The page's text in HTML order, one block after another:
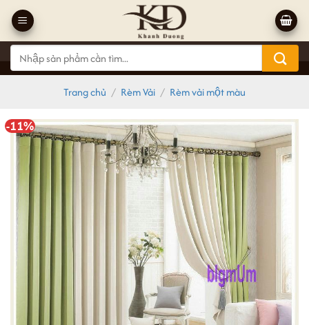
qua
nội
dung
Tìm
kiếm:
Trang chủ / Rèm Vải / Rèm vải một màu
-11%